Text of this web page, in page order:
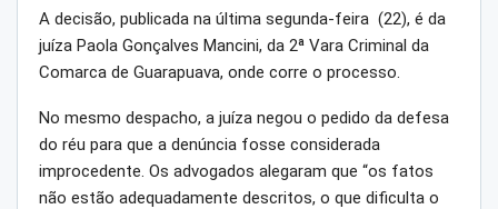
A decisão, publicada na última segunda-feira (22), é da
juíza Paola Gonçalves Mancini, da 2ª Vara Criminal da
Comarca de Guarapuava, onde corre o processo.
No mesmo despacho, a juíza negou o pedido da defesa
do réu para que a denúncia fosse considerada
improcedente. Os advogados alegaram que “os fatos
não estão adequadamente descritos, o que dificulta o